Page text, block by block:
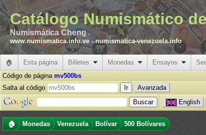
Catálogo Numismático
Numismática Cheng .
www.numismatica.info.ve -numismatica-venezuela.info
🏠 Esta página Billetes Monedas Ensayos
Código de página mv500bs
Salta al código
Avanzada
English
🏠 Monedas Venezuela Bolívar 500 Bolívares